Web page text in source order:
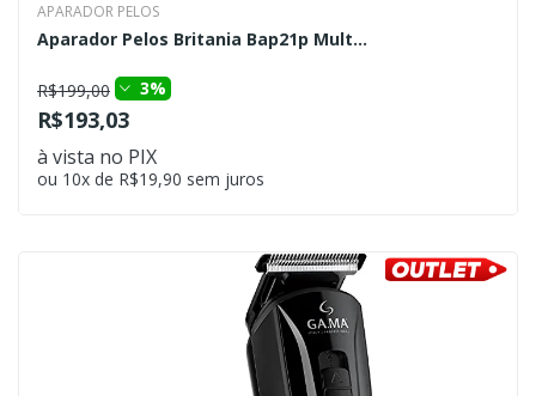
APARADOR PELOS
Aparador Pelos Britania Bap21p Mult...
R$199,00 3%
R$193,03
à vista no PIX
ou 10x de R$19,90 sem juros